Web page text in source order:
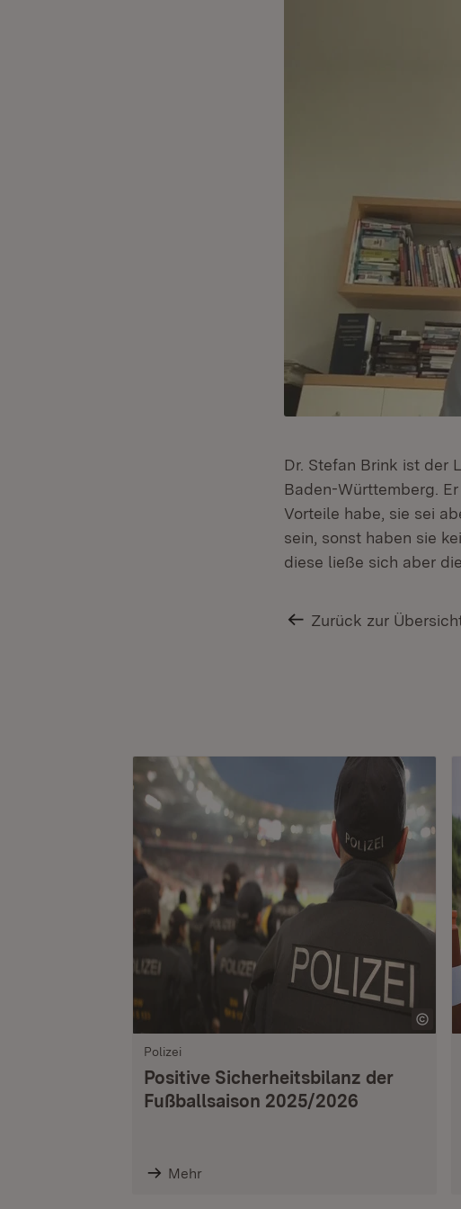
Dr. Stefan Brink ist der
Baden-Württemberg.
Vorteile habe, sie sei
sein, sonst haben sie
diese ließe sich aber
Zurück zur
Polizei
Positive Sicherheitsbilanz der
Fußballsaison 2025/2026
Mehr